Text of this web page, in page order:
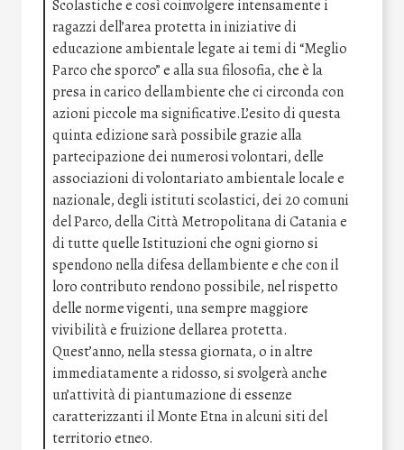
Scolastiche e così coinvolgere intensamente i
ragazzi dell’area protetta in iniziative di
educazione ambientale legate ai temi di “Meglio
Parco che sporco” e alla sua filosofia, che è la
presa in carico dellambiente che ci circonda con
azioni piccole ma significative.L’esito di questa
quinta edizione sarà possibile grazie alla
partecipazione dei numerosi volontari, delle
associazioni di volontariato ambientale locale e
nazionale, degli istituti scolastici, dei 20 comuni
del Parco, della Città Metropolitana di Catania e
di tutte quelle Istituzioni che ogni giorno si
spendono nella difesa dellambiente e che con il
loro contributo rendono possibile, nel rispetto
delle norme vigenti, una sempre maggiore
vivibilità e fruizione dellarea protetta.
Quest’anno, nella stessa giornata, o in altre
immediatamente a ridosso, si svolgerà anche
un’attività di piantumazione di essenze
caratterizzanti il Monte Etna in alcuni siti del
territorio etneo.